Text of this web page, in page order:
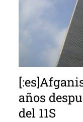
años
del 11S